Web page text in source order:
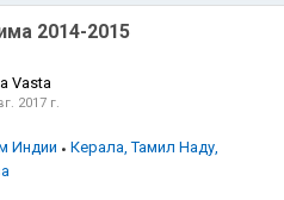
2014-2015
Vasta
2017 г.
Индии
Керала, Тамил Наду,